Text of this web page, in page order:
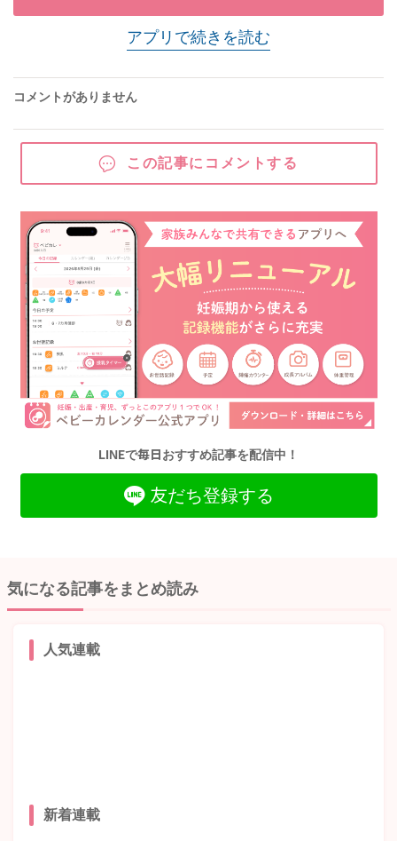
アプリで続きを読む
コメントがありません
この記事にコメントする
LINEで毎日おすすめ記事を配信中！
友だち登録する
気になる記事をまとめ読み
人気連載
新着連載